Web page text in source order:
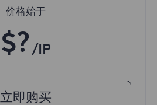
价格始于
$? /IP
立即购买